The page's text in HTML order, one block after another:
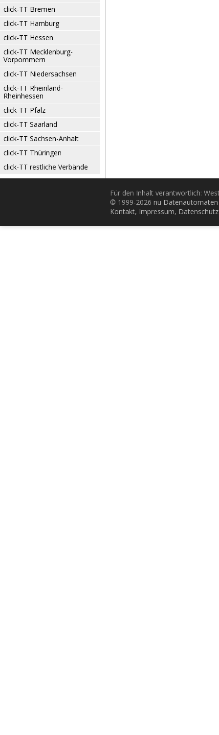
click-TT Bremen
click-TT Hamburg
click-TT Hessen
click-TT Mecklenburg-
Vorpommern
click-TT Niedersachsen
click-TT Rheinland-
Rheinhessen
click-TT Pfalz
click-TT Saarland
click-TT Sachsen-Anhalt
click-TT Thüringen
click-TT restliche Verbände
Für den Inhalt verantwortlich:
© 1999-2026 nu
Kontakt, Impressum, Datenschutz